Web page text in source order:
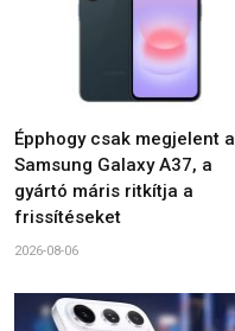
Épphogy csak megjelent a
Samsung Galaxy A37, a
gyártó máris ritkítja a
frissítéseket
2026-08-06